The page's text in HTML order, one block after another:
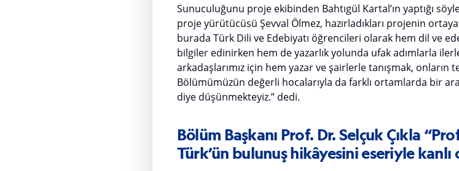
Sunuculuğunu proje ekibinden Bahtıgül Kartal’ın yaptığı
proje yürütücüsü Şevval Ölmez, hazırladıkları projenin
burada Türk Dili ve Edebiyatı öğrencileri olarak hem dil ve
bilgiler edinirken hem de yazarlık yolunda ufak adımlarla
arkadaşlarımız için hem yazar ve şairlerle tanışmak,
Bölümümüzün değerli hocalarıyla da farklı ortamlarda bir
diye düşünmekteyiz.” dedi.
Bölüm Başkanı Prof. Dr. Selçuk Çıkla
Türk’ün bulunuş hikâyesini eseriyle